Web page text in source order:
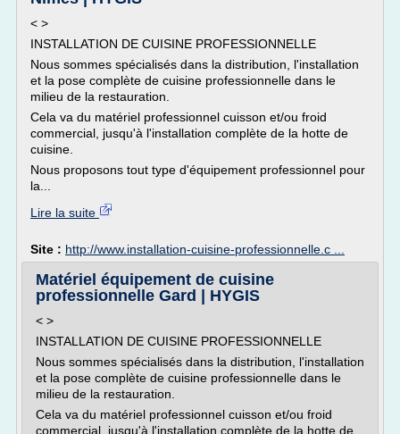
< >
INSTALLATION DE CUISINE PROFESSIONNELLE
Nous sommes spécialisés dans la distribution, l'installation
et la pose complète de cuisine professionnelle dans le
milieu de la restauration.
Cela va du matériel professionnel cuisson et/ou froid
commercial, jusqu'à l'installation complète de la hotte de
cuisine.
Nous proposons tout type d'équipement professionnel pour
la...
Lire la suite
Site : http://www.installation-cuisine-professionnelle.c ...
Matériel équipement de cuisine
professionnelle Gard | HYGIS
< >
INSTALLATION DE CUISINE PROFESSIONNELLE
Nous sommes spécialisés dans la distribution, l'installation
et la pose complète de cuisine professionnelle dans le
milieu de la restauration.
Cela va du matériel professionnel cuisson et/ou froid
commercial, jusqu'à l'installation complète de la hotte de